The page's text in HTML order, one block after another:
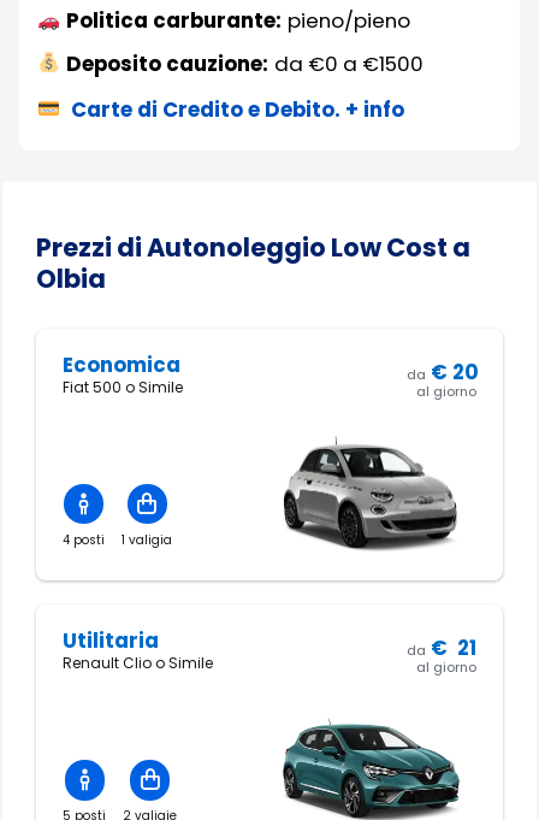
Politica carburante: pieno/pieno
Deposito cauzione: da €0 a €1500
Carte di Credito e Debito. + info
Prezzi di Autonoleggio Low Cost a
Olbia
Economica
Fiat 500 o Simile
4 posti 1 valigia
da € 20
al giorno
Utilitaria
Renault Clio o Simile
da € 21
al giorno